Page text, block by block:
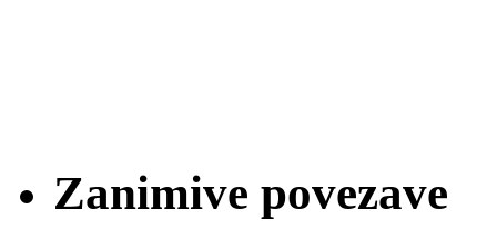
Zanimive povezave